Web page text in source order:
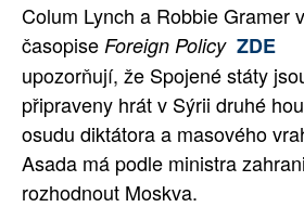
RUBRIKY
PLNÁ VERZE STRÁNEK
Colum Lynch a Robbie Gramer v
časopise Foreign Policy ZDE
upozorňují, že Spojené státy
připraveny hrát v Sýrii druhé
osudu diktátora a masového
Asada má podle ministra
rozhodnout Moskva.